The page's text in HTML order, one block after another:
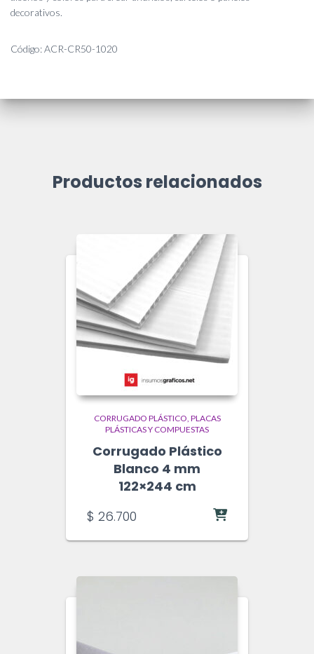
decorativos.
Código: ACR-CR50-1020
Productos relacionados
CORRUGADO PLÁSTICO PLACAS
PLÁSTICAS Y COMPUESTAS
Corrugado Plástico
Blanco 4 mm
122×244 cm
$ 26.700